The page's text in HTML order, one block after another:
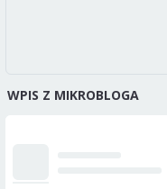
WPIS Z MIKROBLOGA